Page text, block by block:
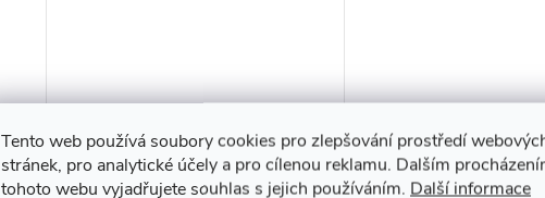
Tento web používá soubory cookies pro zlepšování prostředí
stránek, pro analytické účely a pro cílenou reklamu. Dalším
tohoto webu vyjadřujete souhlas s jejich používáním. Další informace
Boční kartáč pro vysavač
Xiaomi Robot Vacuum X10 - 2
Odpadní pytle pro
Robot Vacuum X10 -